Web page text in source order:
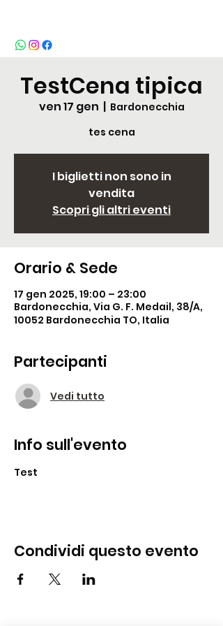
TestCena tipica
ven 17 gen
  |
Bardonecchia
tes cena
I biglietti non sono in
vendita
Scopri gli altri eventi
Orario & Sede
17 gen 2025, 19:00 – 23:00
Bardonecchia, Via G. F. Medail, 38/A,
10052 Bardonecchia TO, Italia
Partecipanti
Vedi tutto
Info sull'evento
Test
Condividi questo evento